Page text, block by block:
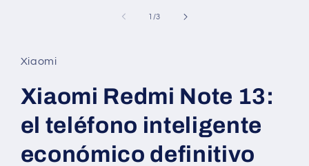
1 /de
3
Xiaomi
Xiaomi Redmi Note 13:
el teléfono inteligente
económico definitivo